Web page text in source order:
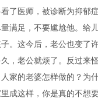
了医师，被诊断为抑
满足，不要尴尬他。给
。这今后，老公也变了
，老公就烦了。反过来
家的老婆怎样做的？为
成这样，你是真的不想